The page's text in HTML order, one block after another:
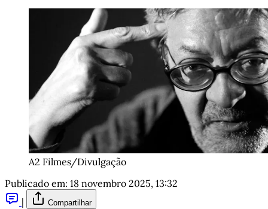
A2 Filmes/Divulgação
Publicado em: 18 novembro 2025, 13:32
|
Compartilhar